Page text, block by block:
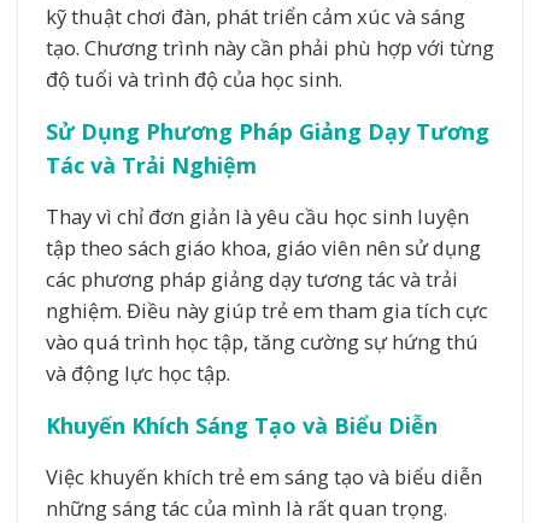
kỹ thuật chơi đàn, phát triển cảm xúc và sáng
tạo. Chương trình này cần phải phù hợp với từng
độ tuổi và trình độ của học sinh.
Sử Dụng Phương Pháp Giảng Dạy Tương
Tác và Trải Nghiệm
Thay vì chỉ đơn giản là yêu cầu học sinh luyện
tập theo sách giáo khoa, giáo viên nên sử dụng
các phương pháp giảng dạy tương tác và trải
nghiệm. Điều này giúp trẻ em tham gia tích cực
vào quá trình học tập, tăng cường sự hứng thú
và động lực học tập.
Khuyến Khích Sáng Tạo và Biểu Diễn
Việc khuyến khích trẻ em sáng tạo và biểu diễn
những sáng tác của mình là rất quan trọng.